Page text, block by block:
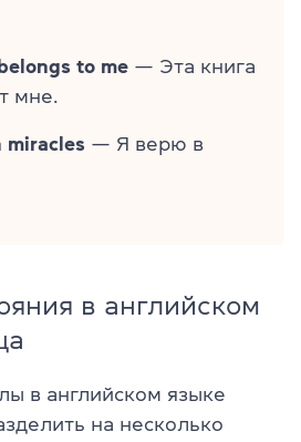
to me — Эта книга
мне.
miracles — Я верю в
в английском
в английском языке
на несколько